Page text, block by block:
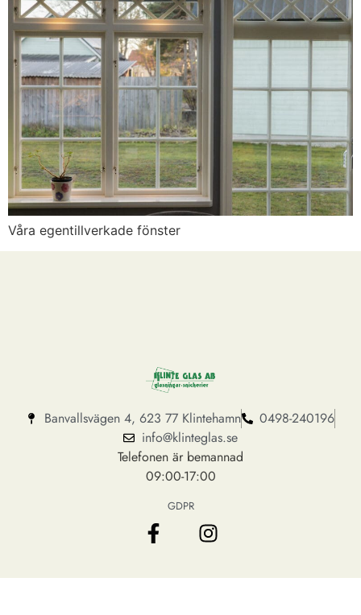
Våra egentillverkade fönster
Banvallsvägen 4, 623 77 Klintehamn
0498-240196
info@klinteglas.se
Telefonen är bemannad
09:00-17:00
GDPR